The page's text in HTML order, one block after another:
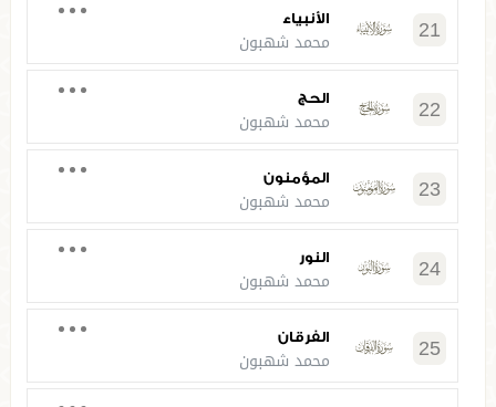
21 الأنبياء
محمد شهبون
22 الحج
محمد شهبون
23 المؤمنون
محمد شهبون
24 النور
محمد شهبون
25 الفرقان
محمد شهبون